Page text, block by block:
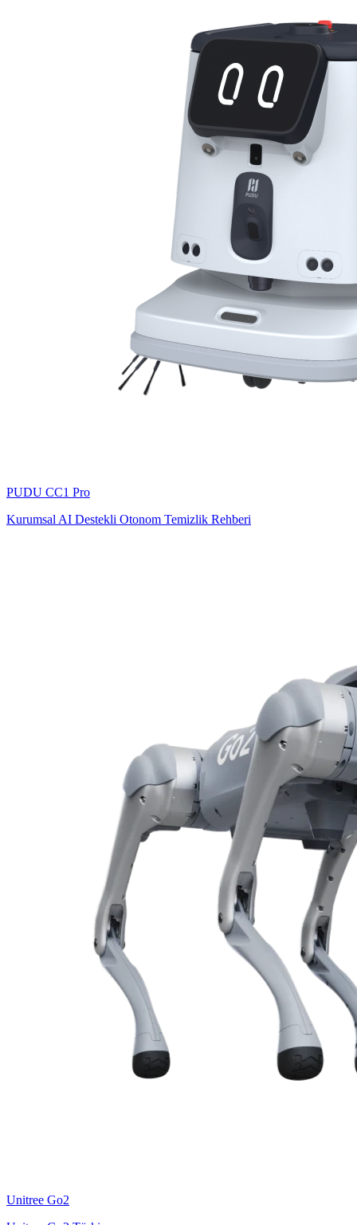
PUDU CC1 Pro
Kurumsal AI Destekli Otonom Temizlik Rehberi
Unitree Go2